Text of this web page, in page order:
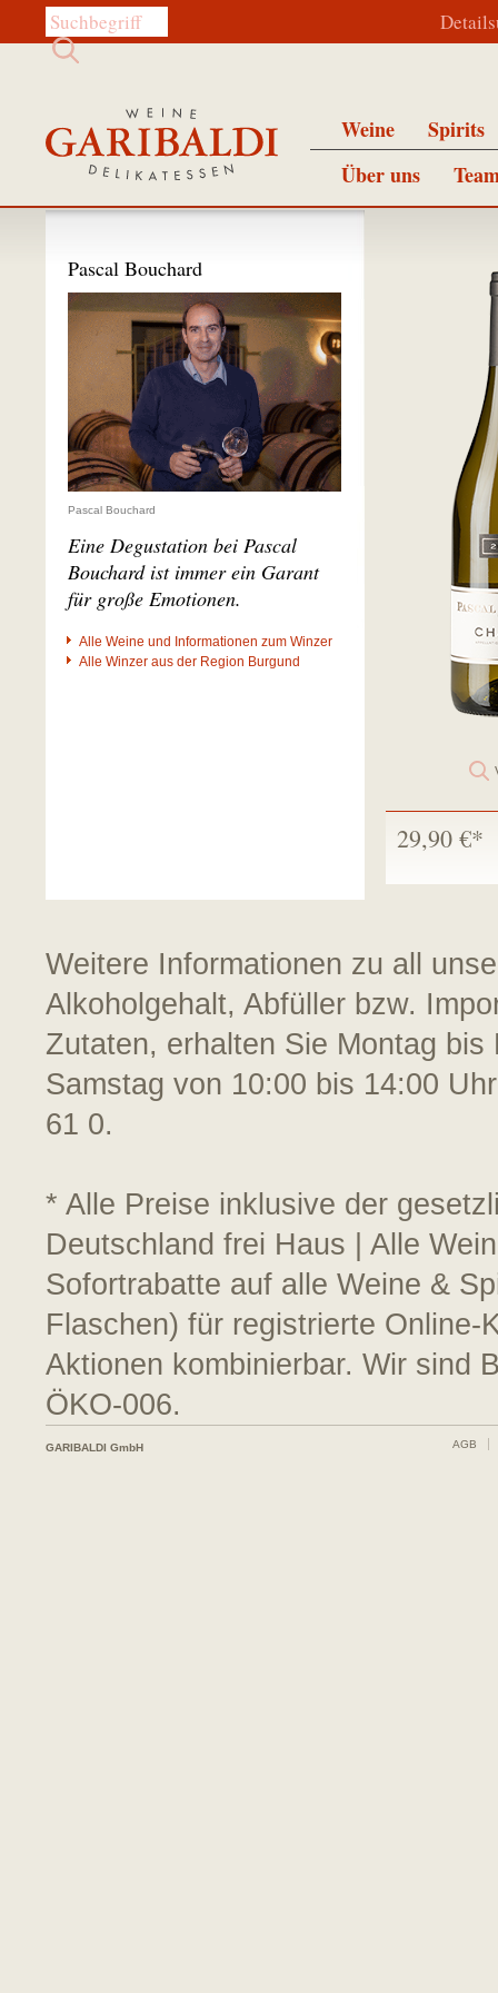
Diese Website durchsuchen:
Weine
Spirits
Über uns
29,90 €*
Pascal Bouchard
Pascal Bouchard
Eine Degustation bei Pascal
Bouchard ist immer ein Garant
für große Emotionen.
Alle Weine und Informationen zum Winzer
Alle Winzer aus der Region Burgund
Weitere Informationen zu all
Alkoholgehalt, Abfüller bzw.
Zutaten, erhalten Sie Montag
Samstag von 10:00 bis 14:00
61 0.
* Alle Preise inklusive der
Deutschland frei Haus | Alle
Sofortrabatte auf alle Weine &
Flaschen) für registrierte
Aktionen kombinierbar. Wir sind
ÖKO-006.
GARIBALDI GmbH AGB